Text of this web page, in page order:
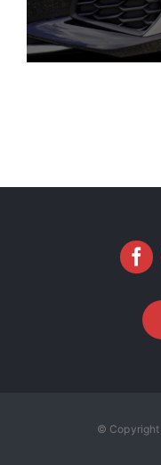
© Copyright